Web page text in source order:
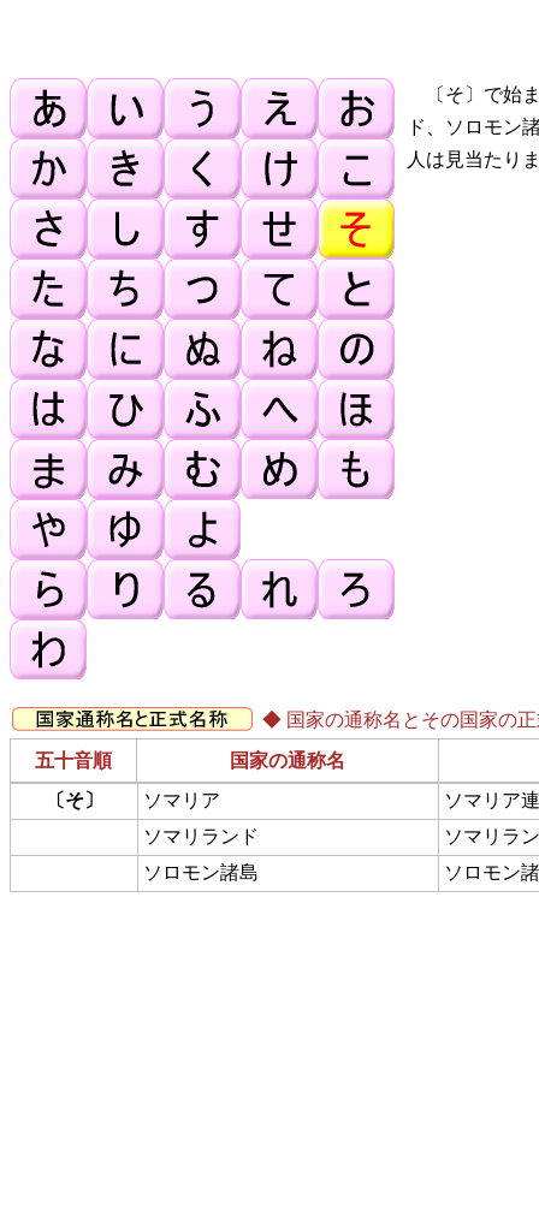
〔そ〕で始
ド、ソロモン
人は見当たり
◆ 国家の通称名とその国家の
五十音順
国家の通称名
〔そ〕
ソマリア
ソマリア
ソマリランド
ソマリラ
ソロモン諸島
ソロモン